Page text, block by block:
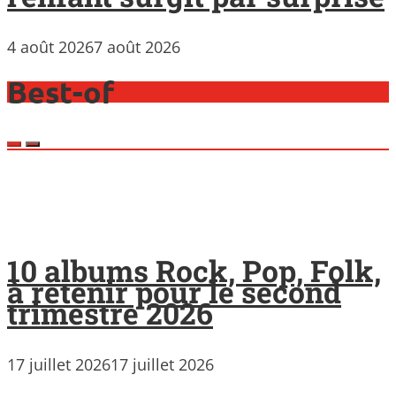
4 août 20267 août 2026
Best-of
10 albums Rock, Pop, Folk,
à retenir pour le second
trimestre 2026
17 juillet 202617 juillet 2026